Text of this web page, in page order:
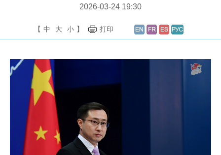
2026-03-24 19:30
【 中 大 小 】 打印